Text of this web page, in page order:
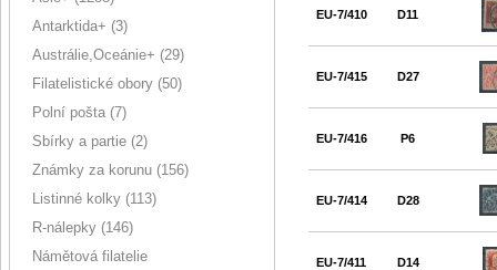
Antarktida+ (3)
Austrálie,Oceánie+ (29)
Filatelistické obory (50)
Polní pošta (7)
Sbírky a partie (2)
Známky za korunu (156)
Listinné kolky (113)
R-nálepky (146)
Námětová filatelie
EU-7/410 D11
EU-7/415 D27
EU-7/416 P6
EU-7/414 D28
EU-7/411 D14